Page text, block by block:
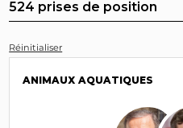
524 prises de position
Réinitialiser
ANIMAUX AQUATIQUES